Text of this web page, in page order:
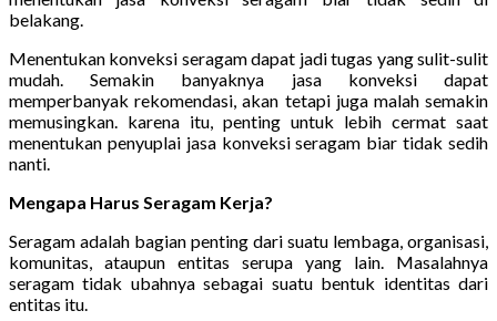
belakang.
Menentukan konveksi seragam dapat jadi tugas yang sulit-sulit
mudah. Semakin banyaknya jasa konveksi dapat
memperbanyak rekomendasi, akan tetapi juga malah semakin
memusingkan. karena itu, penting untuk lebih cermat saat
menentukan penyuplai jasa konveksi seragam biar tidak sedih
nanti.
Mengapa Harus Seragam Kerja?
Seragam adalah bagian penting dari suatu lembaga, organisasi,
komunitas, ataupun entitas serupa yang lain. Masalahnya
seragam tidak ubahnya sebagai suatu bentuk identitas dari
entitas itu.